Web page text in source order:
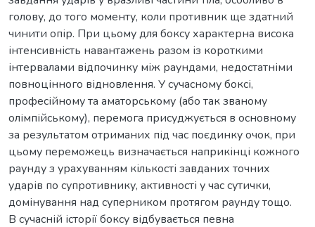
голову, до того моменту, коли противник ще здатний
чинити опір. При цьому для боксу характерна висока
інтенсивність навантажень разом із короткими
інтервалами відпочинку між раундами, недостатніми
повноцінного відновлення. У сучасному боксі,
професійному та аматорському (або так званому
олімпійському), перемога присуджується в основному
за результатом отриманих під час поєдинку очок, при
цьому переможець визначається наприкінці кожного
раунду з урахуванням кількості завданих точних
ударів по супротивнику, активності у час сутички,
домінування над суперником протягом раунду тощо.
В сучасній історії боксу відбувається певна